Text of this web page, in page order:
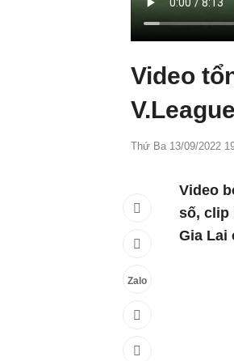
Video
Thứ Ba 13/09/2022
Zalo
Video
số, clip
Gia Lai